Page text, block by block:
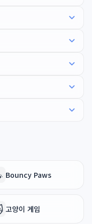
Bouncy Paws
고양이 게임